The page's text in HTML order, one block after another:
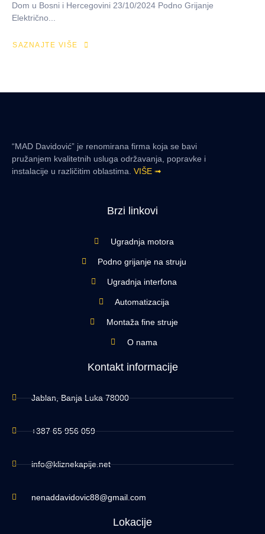
Dom u Bosni i Hercegovini 23/10/2024 Podno Grijanje
Električno...
SAZNAJTE VIŠE
“MAD Davidović” je renomirana firma koja se bavi
pružanjem kvalitetnih usluga održavanja, popravke i
instalacije u različitim oblastima. VIŠE ➟
Brzi linkovi
Ugradnja motora
Podno grijanje na struju
Ugradnja interfona
Automatizacija
Montaža fine struje
O nama
Kontakt informacije
Jablan, Banja Luka 78000
+387 65 956 059
info@kliznekapije.net
nenaddavidovic88@gmail.com
Lokacije